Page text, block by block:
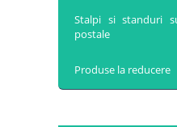
Stalpi si standuri
postale
Produse la reducere